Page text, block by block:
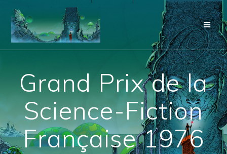
Grand Prix de la
Science-Fiction
Française 1976